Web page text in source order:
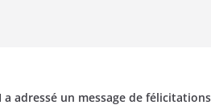
a adressé un message de